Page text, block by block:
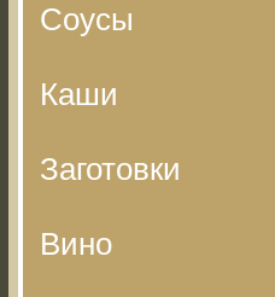
Соусы
Каши
Заготовки
Вино